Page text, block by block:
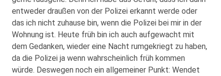
entweder draußen von der Polizei erkannt werde oder
das ich nicht zuhause bin, wenn die Polizei bei mir in der
Wohnung ist. Heute früh bin ich auch aufgewacht mit
dem Gedanken, wieder eine Nacht rumgekriegt zu haben,
da die Polizei ja wenn wahrscheinlich früh kommen
würde. Deswegen noch ein allgemeiner Punkt: Wendet